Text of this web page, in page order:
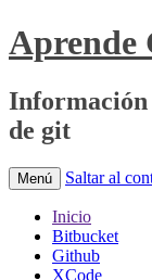
Aprende
Información
de git
Menú Saltar al
Inicio
Bitbucket
Github
XCode